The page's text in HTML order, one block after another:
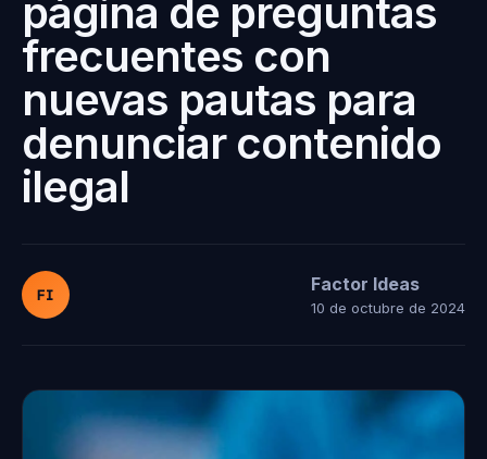
página de preguntas
frecuentes con
nuevas pautas para
denunciar contenido
ilegal
FI Factor Ideas
10 de octubre de 2024